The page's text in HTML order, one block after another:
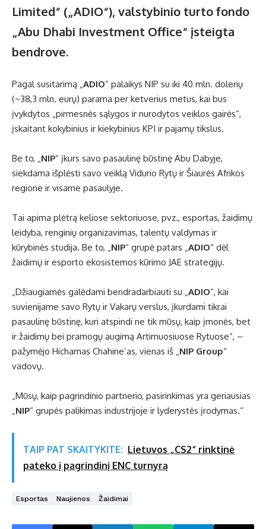
Limited“ („ADIO“), valstybinio turto fondo
„Abu Dhabi Investment Office“ įsteigta
bendrove.
Pagal susitarimą „ADIO“ palaikys NIP su iki 40 mln. dolerių
(~38,3 mln. eurų) parama per ketverius metus, kai bus
įvykdytos „pirmesnės sąlygos ir nurodytos veiklos gairės“,
įskaitant kokybinius ir kiekybinius KPI ir pajamų tikslus.
Be to, „NIP“ įkurs savo pasaulinę būstinę Abu Dabyje,
siekdama išplėsti savo veiklą Vidurio Rytų ir Šiaurės Afrikos
regione ir visame pasaulyje.
Tai apima plėtrą keliose sektoriuose, pvz., esportas, žaidimų
leidyba, renginių organizavimas, talentų valdymas ir
kūrybinės studija. Be to, „NIP“ grupė patars „ADIO“ dėl
žaidimų ir esporto ekosistemos kūrimo JAE strategijų.
„Džiaugiamės galėdami bendradarbiauti su „ADIO“, kai
suvienijame savo Rytų ir Vakarų verslus, įkurdami tikrai
pasaulinę būstinę, kuri atspindi ne tik mūsų, kaip įmonės, bet
ir žaidimų bei pramogų augimą Artimuosiuose Rytuose“, –
pažymėjo Hichamas Chahine’as, vienas iš „NIP Group“
vadovų.
„Mūsų, kaip pagrindinio partnerio, pasirinkimas yra geriausias
„NIP“ grupės palikimas industrijoje ir lyderystės įrodymas.“
TAIP PAT SKAITYKITE: Lietuvos „CS2“ rinktinė
pateko į pagrindinį ENC turnyrą
Esportas Naujienos Žaidimai